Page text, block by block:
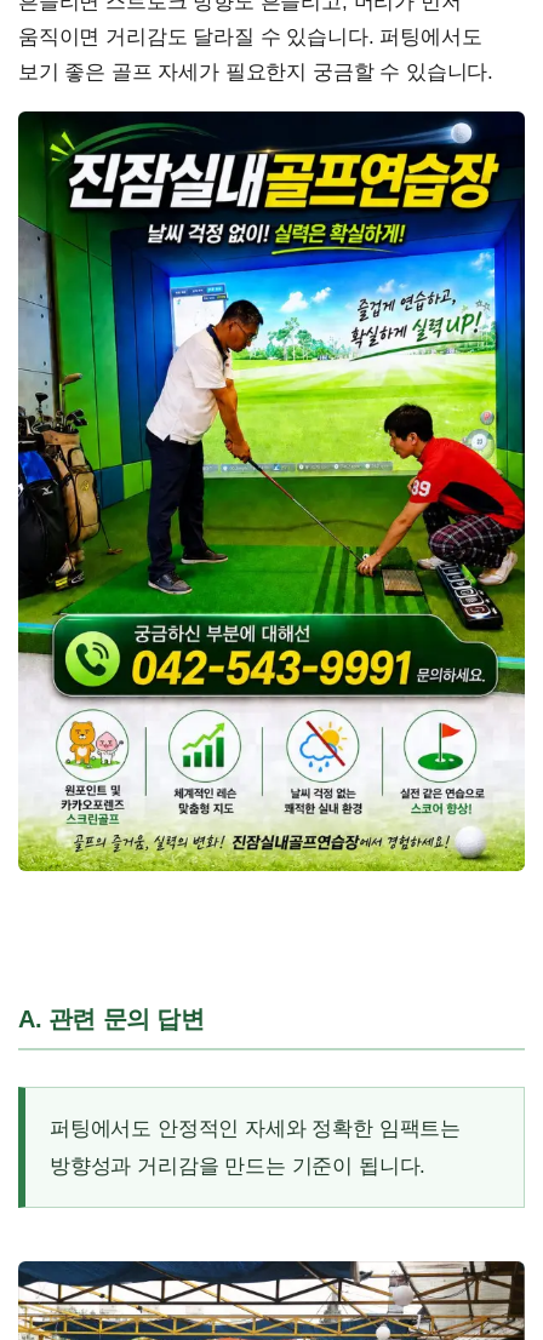
움직이면 거리감도 달라질 수 있습니다. 퍼팅에서도
보기 좋은 골프 자세가 필요한지 궁금할 수 있습니다.
A. 관련 문의 답변
퍼팅에서도 안정적인 자세와 정확한 임팩트는
방향성과 거리감을 만드는 기준이 됩니다.